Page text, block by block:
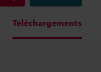
Téléchargements